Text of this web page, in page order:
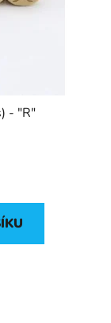
- "R"